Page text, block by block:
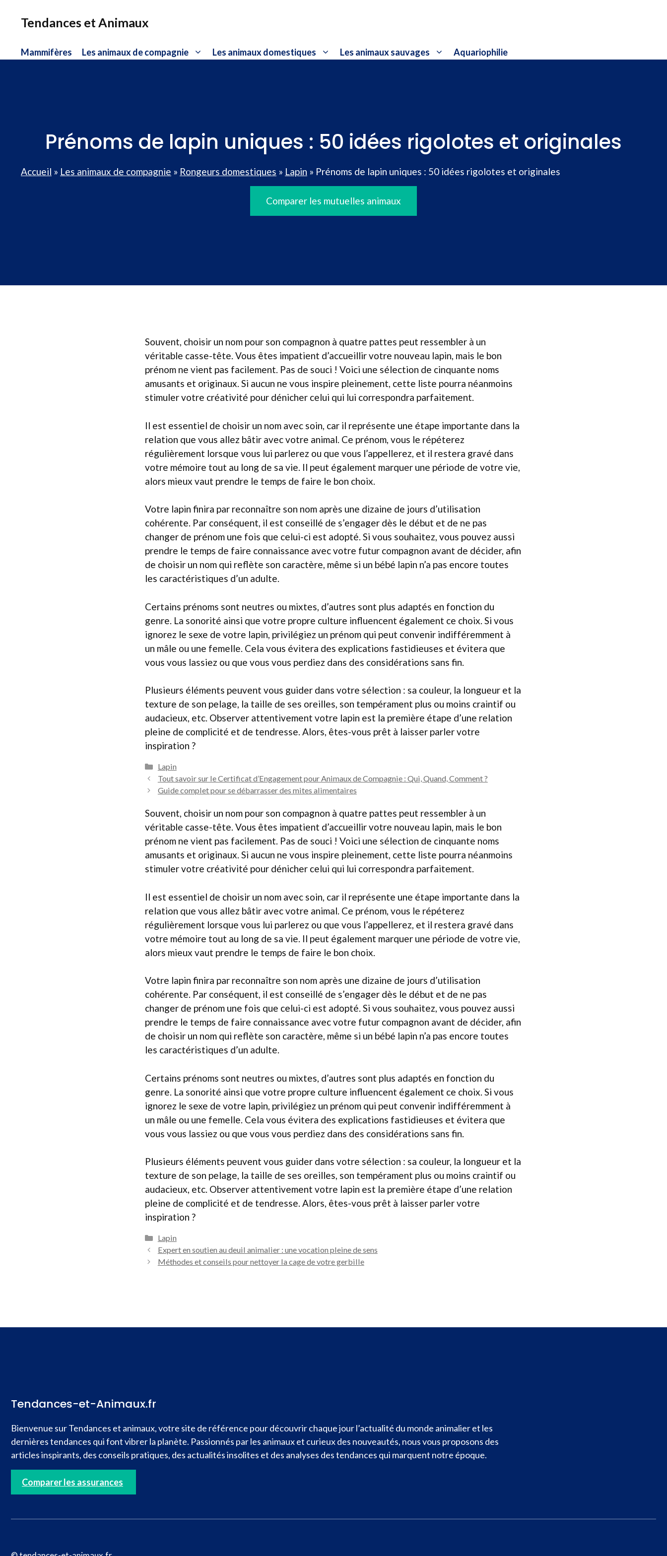
Tendances et Animaux
Mammifères Les animaux de compagnie Les animaux domestiques Les animaux sauvages Aquariophilie
Prénoms de lapin uniques : 50 idées rigolotes et originales
Accueil » Les animaux de compagnie » Rongeurs domestiques » Lapin » Prénoms de lapin uniques : 50 idées rigolotes et originales
Comparer les mutuelles animaux
Souvent, choisir un nom pour son compagnon à quatre pattes peut ressembler à un
véritable casse-tête. Vous êtes impatient d’accueillir votre nouveau lapin, mais le bon
prénom ne vient pas facilement. Pas de souci ! Voici une sélection de cinquante noms
amusants et originaux. Si aucun ne vous inspire pleinement, cette liste pourra néanmoins
stimuler votre créativité pour dénicher celui qui lui correspondra parfaitement.
Il est essentiel de choisir un nom avec soin, car il représente une étape importante dans la
relation que vous allez bâtir avec votre animal. Ce prénom, vous le répéterez
régulièrement lorsque vous lui parlerez ou que vous l’appellerez, et il restera gravé dans
votre mémoire tout au long de sa vie. Il peut également marquer une période de votre vie,
alors mieux vaut prendre le temps de faire le bon choix.
Votre lapin finira par reconnaître son nom après une dizaine de jours d’utilisation
cohérente. Par conséquent, il est conseillé de s’engager dès le début et de ne pas
changer de prénom une fois que celui-ci est adopté. Si vous souhaitez, vous pouvez aussi
prendre le temps de faire connaissance avec votre futur compagnon avant de décider, afin
de choisir un nom qui reflète son caractère, même si un bébé lapin n’a pas encore toutes
les caractéristiques d’un adulte.
Certains prénoms sont neutres ou mixtes, d’autres sont plus adaptés en fonction du
genre. La sonorité ainsi que votre propre culture influencent également ce choix. Si vous
ignorez le sexe de votre lapin, privilégiez un prénom qui peut convenir indifféremment à
un mâle ou une femelle. Cela vous évitera des explications fastidieuses et évitera que
vous vous lassiez ou que vous vous perdiez dans des considérations sans fin.
Plusieurs éléments peuvent vous guider dans votre sélection : sa couleur, la longueur et la
texture de son pelage, la taille de ses oreilles, son tempérament plus ou moins craintif ou
audacieux, etc. Observer attentivement votre lapin est la première étape d’une relation
pleine de complicité et de tendresse. Alors, êtes-vous prêt à laisser parler votre
inspiration ?
Catégories
Lapin
Tout savoir sur le Certificat d’Engagement pour Animaux de Compagnie : Qui, Quand, Comment ?
Guide complet pour se débarrasser des mites alimentaires
Souvent, choisir un nom pour son compagnon à quatre pattes peut ressembler à un
véritable casse-tête. Vous êtes impatient d’accueillir votre nouveau lapin, mais le bon
prénom ne vient pas facilement. Pas de souci ! Voici une sélection de cinquante noms
amusants et originaux. Si aucun ne vous inspire pleinement, cette liste pourra néanmoins
stimuler votre créativité pour dénicher celui qui lui correspondra parfaitement.
Il est essentiel de choisir un nom avec soin, car il représente une étape importante dans la
relation que vous allez bâtir avec votre animal. Ce prénom, vous le répéterez
régulièrement lorsque vous lui parlerez ou que vous l’appellerez, et il restera gravé dans
votre mémoire tout au long de sa vie. Il peut également marquer une période de votre vie,
alors mieux vaut prendre le temps de faire le bon choix.
Votre lapin finira par reconnaître son nom après une dizaine de jours d’utilisation
cohérente. Par conséquent, il est conseillé de s’engager dès le début et de ne pas
changer de prénom une fois que celui-ci est adopté. Si vous souhaitez, vous pouvez aussi
prendre le temps de faire connaissance avec votre futur compagnon avant de décider, afin
de choisir un nom qui reflète son caractère, même si un bébé lapin n’a pas encore toutes
les caractéristiques d’un adulte.
Certains prénoms sont neutres ou mixtes, d’autres sont plus adaptés en fonction du
genre. La sonorité ainsi que votre propre culture influencent également ce choix. Si vous
ignorez le sexe de votre lapin, privilégiez un prénom qui peut convenir indifféremment à
un mâle ou une femelle. Cela vous évitera des explications fastidieuses et évitera que
vous vous lassiez ou que vous vous perdiez dans des considérations sans fin.
Plusieurs éléments peuvent vous guider dans votre sélection : sa couleur, la longueur et la
texture de son pelage, la taille de ses oreilles, son tempérament plus ou moins craintif ou
audacieux, etc. Observer attentivement votre lapin est la première étape d’une relation
pleine de complicité et de tendresse. Alors, êtes-vous prêt à laisser parler votre
inspiration ?
Catégories
Lapin
Expert en soutien au deuil animalier : une vocation pleine de sens
Méthodes et conseils pour nettoyer la cage de votre gerbille
Tendances-et-Animaux.fr
Bienvenue sur Tendances et animaux, votre site de référence pour découvrir chaque jour l’actualité du monde animalier et les
dernières tendances qui font vibrer la planète. Passionnés par les animaux et curieux des nouveautés, nous vous proposons des
articles inspirants, des conseils pratiques, des actualités insolites et des analyses des tendances qui marquent notre époque.
Comparer les assurances